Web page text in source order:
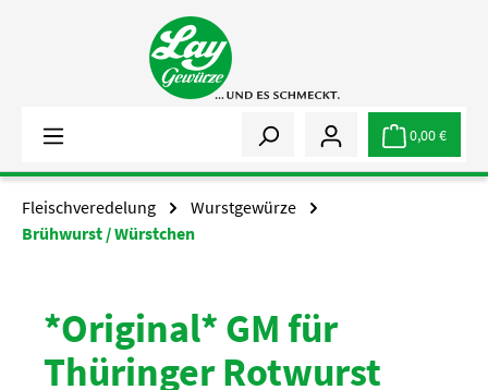
Zum Hauptinhalt springen
0,00 €
Fleischveredelung
Wurstgewürze
Brühwurst / Würstchen
*Original* GM für
Thüringer Rotwurst